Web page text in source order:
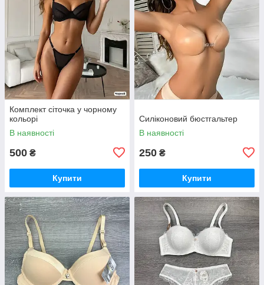
Комплект сіточка у чорному
кольорі
В наявності
500 ₴
Купити
Силіконовий бюстгальтер
В наявності
250 ₴
Купити